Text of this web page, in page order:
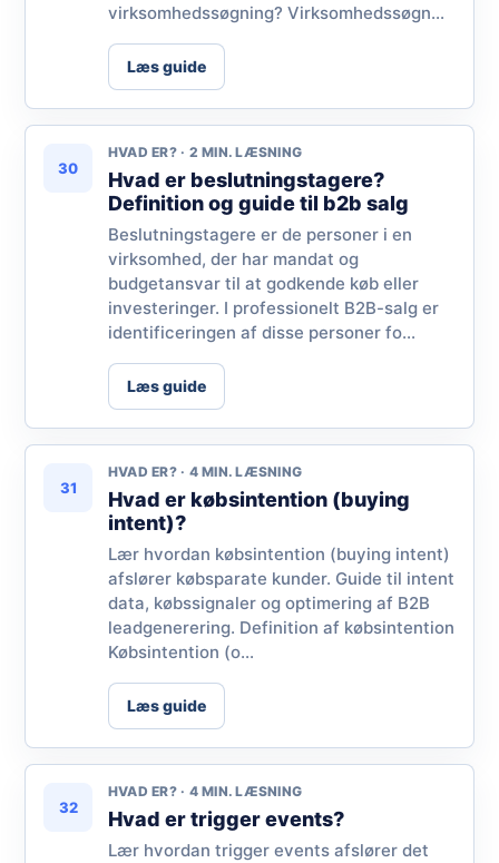
virksomhedssøgning? Virksomhedssøgn...
Læs guide
30
HVAD ER? · 2 MIN. LÆSNING
Hvad er beslutningstagere?
Definition og guide til b2b salg
Beslutningstagere er de personer i en
virksomhed, der har mandat og
budgetansvar til at godkende køb eller
investeringer. I professionelt B2B-salg er
identificeringen af disse personer fo...
Læs guide
31
HVAD ER? · 4 MIN. LÆSNING
Hvad er købsintention (buying
intent)?
Lær hvordan købsintention (buying intent)
afslører købsparate kunder. Guide til intent
data, købssignaler og optimering af B2B
leadgenerering. Definition af købsintention
Købsintention (o...
Læs guide
32
HVAD ER? · 4 MIN. LÆSNING
Hvad er trigger events?
Lær hvordan trigger events afslører det